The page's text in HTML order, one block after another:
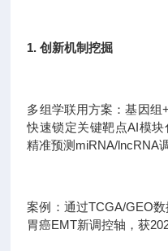
1. 创新机制挖掘
多组学联用方案：基因组
快速锁定关键靶点AI模
精准预测miRNA/lncRNA
案例：通过TCGA/GEO
胃癌EMT新调控轴，获